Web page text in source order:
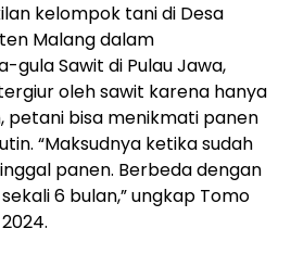
kelompok tani di Desa
Malang dalam
gula Sawit di Pulau Jawa,
oleh sawit karena hanya
petani bisa menikmati panen
“Maksudnya ketika sudah
panen. Berbeda dengan
6 bulan,” ungkap Tomo